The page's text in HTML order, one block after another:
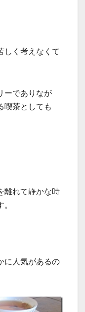
しく考えなくて
ーでありなが
喫茶としても
離れて静かな時
に人気があるの